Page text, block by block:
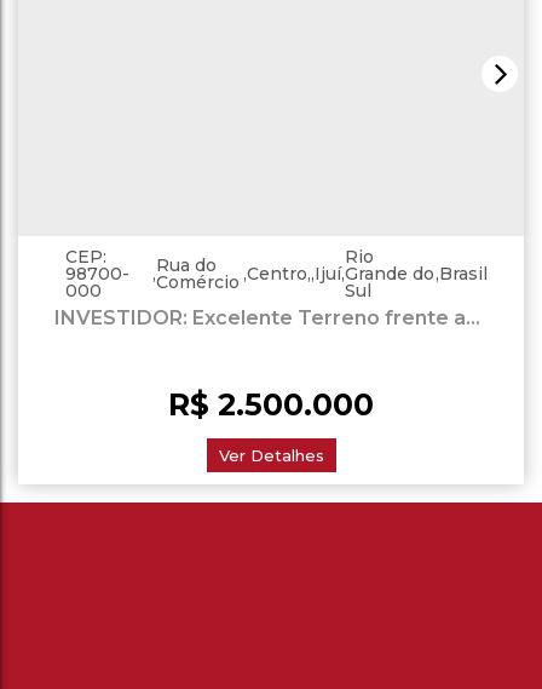
INVESTIDOR: Excelente Terreno frente ao
R$ 2.500.000
CEP:
98700-
000
,Rua do
Comércio ,Centro ,Ijuí,
Rio
Grande do
Sul
,Brasil
Ver Detalhes